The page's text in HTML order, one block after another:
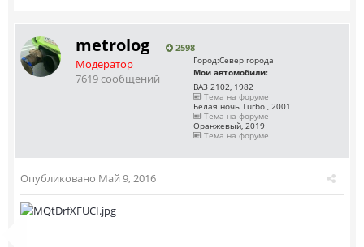
metrolog 2598
Модератор
7619 сообщений
Город:Север города
Мои автомобили:
ВАЗ 2102, 1982
Тема на форуме
Белая ночь Turbo., 2001
Тема на форуме
Оранжевый, 2019
Тема на форуме
Опубликовано Май 9, 2016